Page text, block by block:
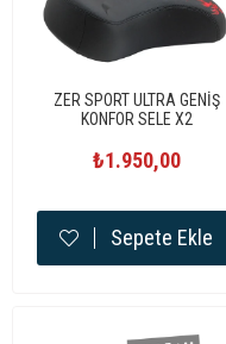
ZER SPORT ULTRA GENİŞ
KONFOR SELE X2
₺1.950,00
Sepete Ekle